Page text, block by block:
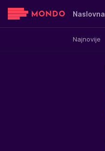
Naslovna
Najnovije
Sensa